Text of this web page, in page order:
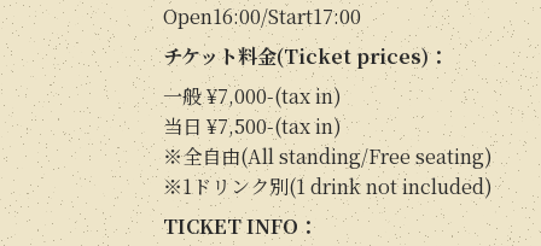
Open16:00/Start17:00
チケット料金(Ticket prices)：
一般 ¥7,000-(tax in)
当日 ¥7,500-(tax in)
※全自由(All standing/Free seating)
※1ドリンク別(1 drink not included)
TICKET INFO：